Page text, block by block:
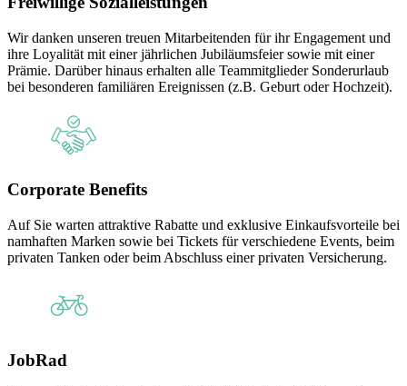
Wir danken unseren treuen Mitarbeitenden für ihr Engagement und
ihre Loyalität mit einer jährlichen Jubiläumsfeier sowie mit einer
Prämie. Darüber hinaus erhalten alle Teammitglieder Sonderurlaub
bei besonderen familiären Ereignissen (z.B. Geburt oder Hochzeit).
Corporate Benefits
Auf Sie warten attraktive Rabatte und exklusive Einkaufsvorteile bei
namhaften Marken sowie bei Tickets für verschiedene Events, beim
privaten Tanken oder beim Abschluss einer privaten Versicherung.
JobRad